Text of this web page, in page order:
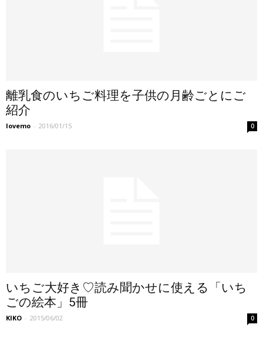
離乳食のいちご料理を子供の月齢ごとにご
紹介
lovemo - 2016/01/15 0
いちご大好き♡読み聞かせに使える「いち
ごの絵本」5冊
KIKO - 2015/06/02 0